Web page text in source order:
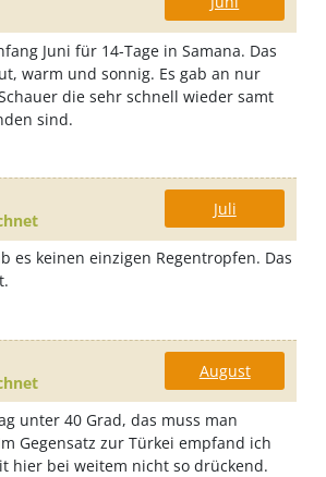
Juni für 14-Tage in Samana. Das
warm und sonnig. Es gab an nur
die sehr schnell wieder samt
sind.
Juli
es keinen einzigen Regentropfen. Das
August
unter 40 Grad, das muss man
Gegensatz zur Türkei empfand ich
hier bei weitem nicht so drückend.